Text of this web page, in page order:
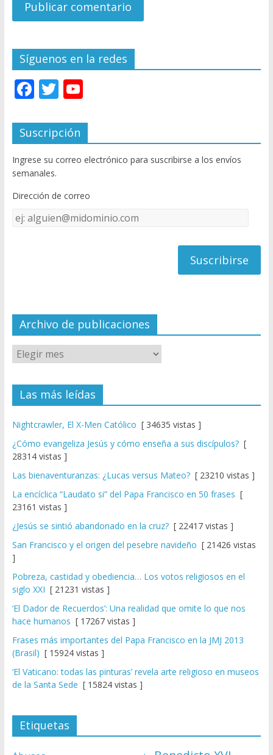
Síguenos en la redes
F
e
b
o
o
k
T
itt
er
Y
u
T
u
e
C
el
Suscripción
Ingrese su correo electrónico para suscribirse a los envíos
semanales.
Dirección de correo
Dirección
de
Archivo de publicaciones
Las más leídas
Nightcrawler, El X-Men Católico [ 34635 vistas ]
¿Cómo evangeliza Jesús y cómo enseña a sus discípulos?[
28314 vistas ]
Las bienaventuranzas: ¿Lucas versus Mateo?[ 23210 vistas ]
La encíclica “Laudato si” del Papa Francisco en 50 frases [
23161 vistas ]
¿Jesús se sintió abandonado en la cruz?[ 22417 vistas ]
San Francisco y el origen del pesebre navideño [ 21426 vistas
]
Pobreza, castidad y obediencia… Los votos religiosos en el
siglo XXI [ 21231 vistas ]
‘El Dador de Recuerdos’: Una realidad que omite lo que nos
hace humanos [ 17267 vistas ]
Frases más importantes del Papa Francisco en la JMJ 2013
(Brasil) [ 15924 vistas ]
‘El Vaticano: todas las pinturas’ revela arte religioso en museos
de la Santa Sede [ 15824 vistas ]
Etiquetas